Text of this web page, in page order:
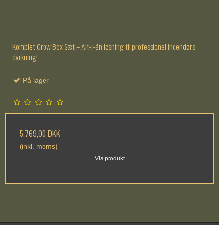
Komplet Grow Box Sæt – Alt-i-én løsning til professionel indendørs
dyrkning!
På lager
5.769,00 DKK
(inkl. moms)
Vis produkt